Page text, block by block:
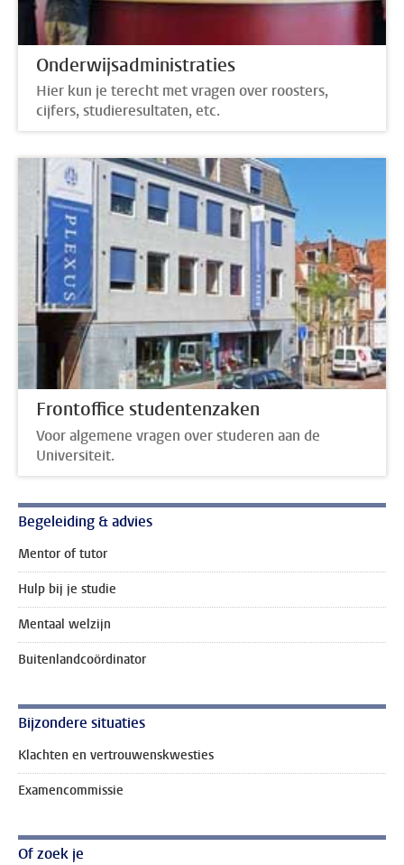
Onderwijsadministraties
Hier kun je terecht met vragen over roosters,
cijfers, studieresultaten, etc.
Frontoffice studentenzaken
Voor algemene vragen over studeren aan de
Universiteit.
Begeleiding & advies
Mentor of tutor
Hulp bij je studie
Mentaal welzijn
Buitenlandcoördinator
Bijzondere situaties
Klachten en vertrouwenskwesties
Examencommissie
Of zoek je